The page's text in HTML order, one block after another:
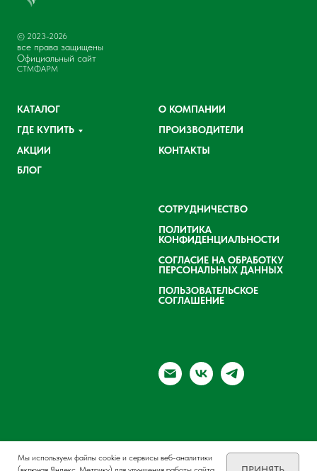
Мы используем файлы cookie и сервисы веб-аналитики
© 2023-2026
все права защищены
Официальный сайт
СТМФАРМ
КАТАЛОГ
ГДЕ КУПИТЬ
АКЦИИ
БЛОГ
О КОМПАНИИ
ПРОИЗВОДИТЕЛИ
КОНТАКТЫ
СОТРУДНИЧЕСТВО
ПОЛИТИКА
КОНФИДЕНЦИАЛЬНОСТИ
СОГЛАСИЕ НА ОБРАБОТКУ
ПЕРСОНАЛЬНЫХ ДАННЫХ
ПОЛЬЗОВАТЕЛЬСКОЕ
СОГЛАШЕНИЕ